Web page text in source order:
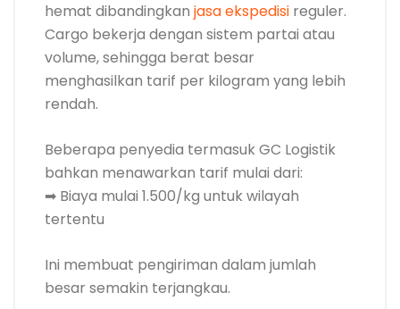
hemat dibandingkan jasa ekspedisi reguler.
Cargo bekerja dengan sistem partai atau
volume, sehingga berat besar
menghasilkan tarif per kilogram yang lebih
rendah.
Beberapa penyedia termasuk GC Logistik
bahkan menawarkan tarif mulai dari:
➡ Biaya mulai 1.500/kg untuk wilayah
tertentu
Ini membuat pengiriman dalam jumlah
besar semakin terjangkau.